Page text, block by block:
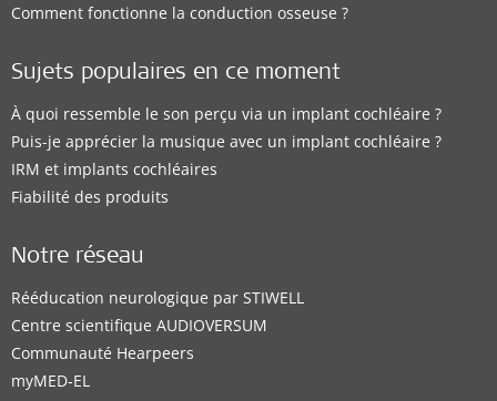
Comment fonctionne la conduction osseuse ?
Sujets populaires en ce moment
À quoi ressemble le son perçu via un implant cochléaire ?
Puis-je apprécier la musique avec un implant cochléaire ?
IRM et implants cochléaires
Fiabilité des produits
Notre réseau
Rééducation neurologique par STIWELL
Centre scientifique AUDIOVERSUM
Communauté Hearpeers
myMED‑EL